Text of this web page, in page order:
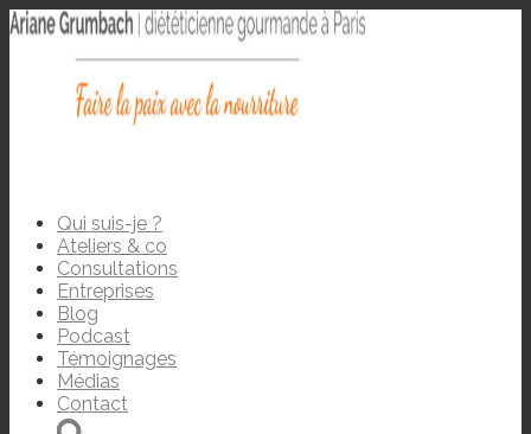
Qui suis-je ?
Ateliers & co
Consultations
Entreprises
Blog
Podcast
Témoignages
Médias
Contact